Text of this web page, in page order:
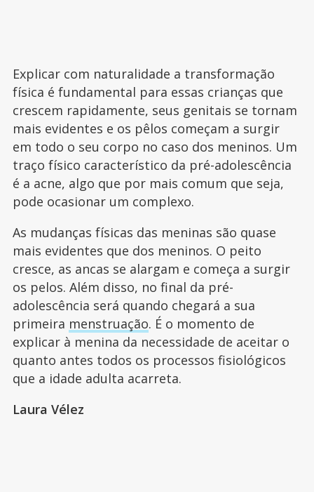
Explicar com naturalidade a transformação
física é fundamental para essas crianças que
crescem rapidamente, seus genitais se tornam
mais evidentes e os pêlos começam a surgir
em todo o seu corpo no caso dos meninos. Um
traço físico característico da pré-adolescência
é a acne, algo que por mais comum que seja,
pode ocasionar um complexo.
As mudanças físicas das meninas são quase
mais evidentes que dos meninos. O peito
cresce, as ancas se alargam e começa a surgir
os pelos. Além disso, no final da pré-
adolescência será quando chegará a sua
primeira menstruação. É o momento de
explicar à menina da necessidade de aceitar o
quanto antes todos os processos fisiológicos
que a idade adulta acarreta.
Laura Vélez